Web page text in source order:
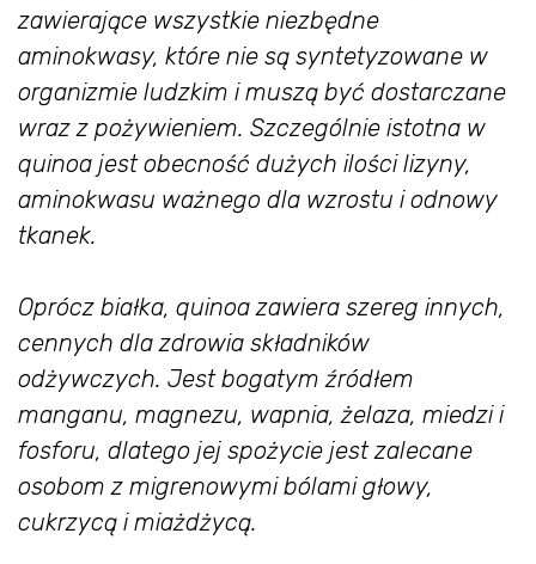
zawierające wszystkie niezbędne
aminokwasy, które nie są syntetyzowane w
organizmie ludzkim i muszą być dostarczane
wraz z pożywieniem. Szczególnie istotna w
quinoa jest obecność dużych ilości lizyny,
aminokwasu ważnego dla wzrostu i odnowy
tkanek.
Oprócz białka, quinoa zawiera szereg innych,
cennych dla zdrowia składników
odżywczych. Jest bogatym źródłem
manganu, magnezu, wapnia, żelaza, miedzi i
fosforu, dlatego jej spożycie jest zalecane
osobom z migrenowymi bólami głowy,
cukrzycą i miażdżycą.